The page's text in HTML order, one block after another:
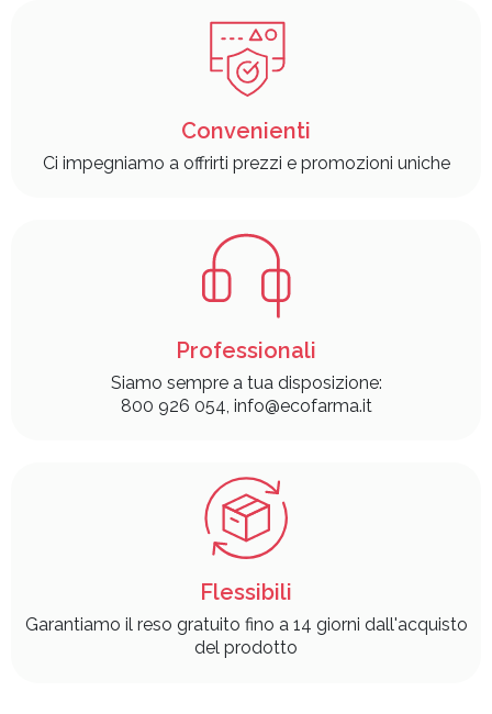
Convenienti
Ci impegniamo a offrirti prezzi e promozioni uniche
Professionali
Siamo sempre a tua disposizione:
800 926 054, info@ecofarma.it
Flessibili
Garantiamo il reso gratuito fino a 14 giorni dall'acquisto
del prodotto